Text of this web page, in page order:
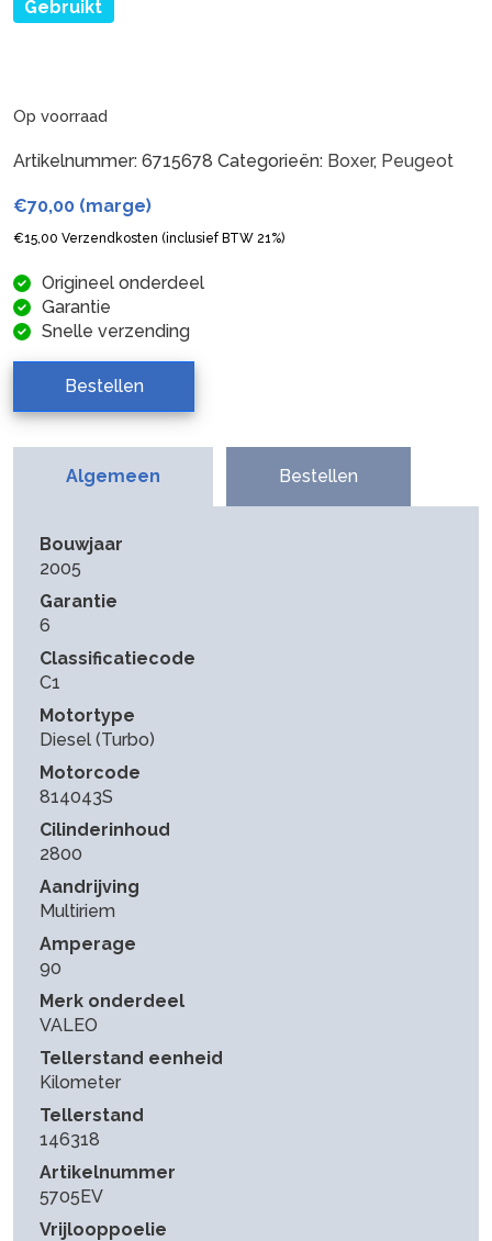
Gebruikt
Op voorraad
Artikelnummer: 6715678 Categorieën: Boxer, Peugeot
€70,00 (marge)
€15,00 Verzendkosten (inclusief BTW 21%)
Origineel onderdeel
Garantie
Snelle verzending
Bestellen
Algemeen Bestellen
Bouwjaar
2005
Garantie
6
Classificatiecode
C1
Motortype
Diesel (Turbo)
Motorcode
814043S
Cilinderinhoud
2800
Aandrijving
Multiriem
Amperage
90
Merk onderdeel
VALEO
Tellerstand eenheid
Kilometer
Tellerstand
146318
Artikelnummer
5705EV
Vrijlooppoelie